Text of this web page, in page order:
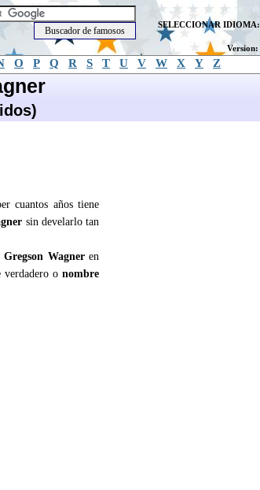
SELECCIONAR IDIOMA:
Version:
O P Q R S T U V W X Y Z
cuantos años tiene
sin develarlo tan
Wagneren
verdadero o nombre